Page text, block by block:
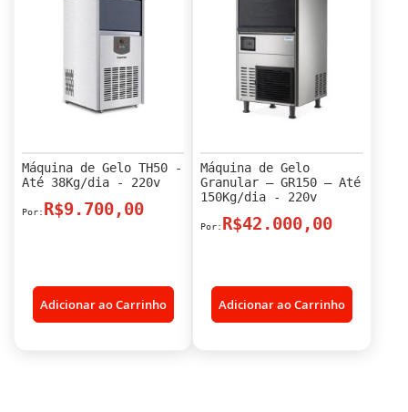
Máquina de Gelo TH50 -
Até 38Kg/dia - 220v
R$9.700,00
Adicionar ao Carrinho
Máquina de Gelo
Granular – GR150 – Até
150Kg/dia - 220v
R$42.000,00
Adicionar ao Carrinho